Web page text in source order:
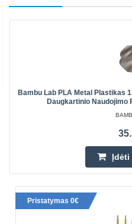
Bambu Lab PLA Metal Plastikas
Daugkartinio Naudojimo
Įdėti
Pristatymas 0€